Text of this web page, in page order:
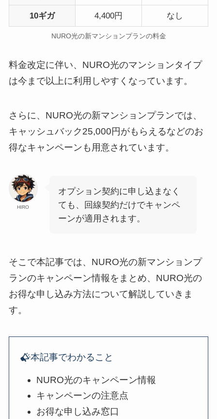
10ギガ 4,400円 なし
NURO光の新マンションプランの料金
料金改定に伴い、NURO光のマンションタイプ
は今まで以上に利用しやすくなっています。
さらに、NURO光の新マンションプランでは、
キャッシュバック25,000円がもらえるなどのお
得なキャンペーンも用意されています。
HIRO
オプション契約に申し込まなく
ても、回線契約だけでキャンペ
ーンが適用されます。
そこで本記事では、NURO光の新マンションプ
ランのキャンペーン情報をまとめ、NURO光の
お得な申し込み方法について解説していきま
す。
本記事でわかること
NURO光のキャンペーン情報
キャンペーンの注意点
お得な申し込み窓口